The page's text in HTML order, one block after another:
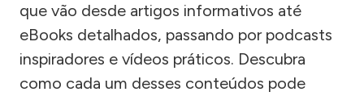
que vão desde artigos informativos até
eBooks detalhados, passando por podcasts
inspiradores e vídeos práticos. Descubra
como cada um desses conteúdos pode